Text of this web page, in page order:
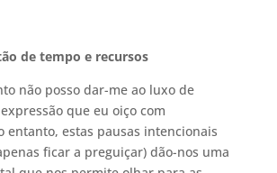
de tempo e recursos
não posso dar-me ao luxo de
que eu oiço com
entanto, estas pausas intencionais
ficar a preguiçar) dão-nos uma